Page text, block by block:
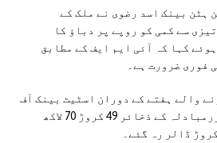
ہٹن بینک اسد رضوی نے ملک کے
سے کمی کو روپے پر دباؤ کا
کہا کہ آئی ایم ایف کے مطابق
فوری ضرورت ہے۔
والے ہفتے کے دوران اسٹیٹ بینک آف
پاکستان (ایس بی پی) کے زرمبادلہ کے ذخائر 49 کروڑ 70 لاکھ